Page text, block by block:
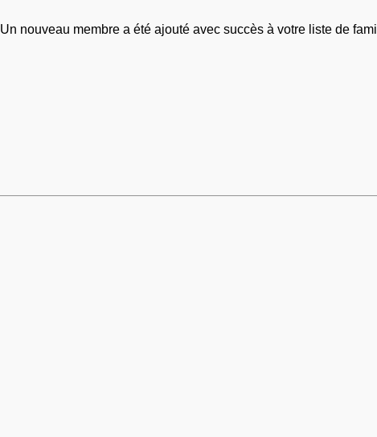
Un nouveau membre a été ajouté avec succès à votre liste de